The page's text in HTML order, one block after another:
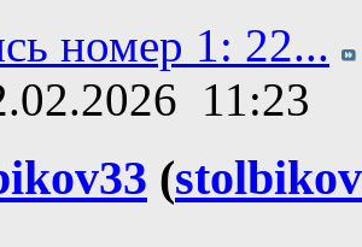
номер 1: 22...
11:23
(